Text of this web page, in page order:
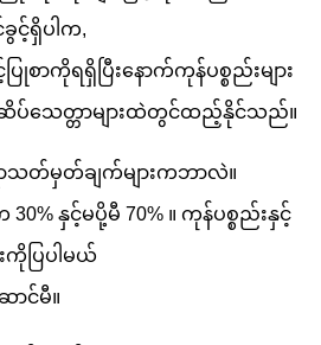
င့်ရှိပါက,
ကိုရရှိပြီးနောက်ကုန်ပစ္စည်းများ
ေတ္တာများထဲတွင်ထည့်နိုင်သည်။
ာသတ်မှတ်ချက်များကဘာလဲ။
နှင့်မပို့မီ 70% ။ ကုန်ပစ္စည်းနှင့်
ကိုပြပါမယ်
ာင်မီ။